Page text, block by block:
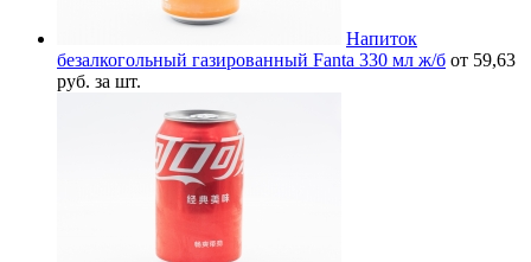
Напиток
безалкогольный газированный Fanta 330 мл ж/б от 59,63
руб. за шт.